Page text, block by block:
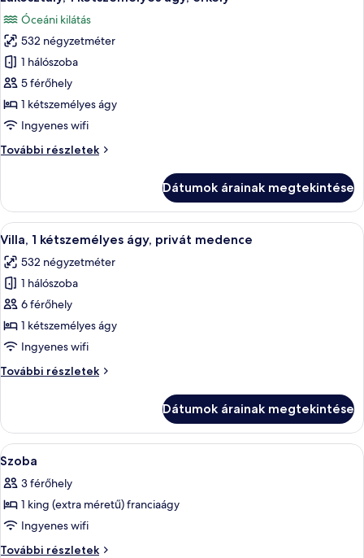
következő
szoba
összes
képének
megtekintése:
Lakosztály,
1
kétszemélyes
ágy,
Óceáni kilátás
532 négyzetméter
1 hálószoba
5 férőhely
1 kétszemélyes ágy
Ingyenes wifi
További részletek
Lakosztály,
erkély
további
részletei
Dátumok árainak megtekintése
A
következő
szoba
összes
képének
megtekintése:
Villa,
kétszemélyes
medence
Egy modern, szabadtéri
9
Villa, 1 kétszemélyes ágy, privát medence
532 négyzetméter
1 hálószoba
6 férőhely
1 kétszemélyes ágy
Ingyenes wifi
További részletek
Villa,
privát
medence
további
Dátumok árainak megtekintése
A
következő
szoba
összes
képének
megtekintése:
Egyiptomi pamut ágynemű,
4
Szoba
3 férőhely
1 king (extra méretű) franciaágy
Ingyenes wifi
További részletek
Szoba